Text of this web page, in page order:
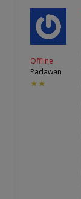
Offline
Padawan
★★